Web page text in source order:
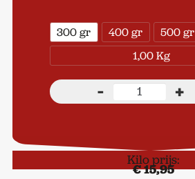
300 gr 400 gr 500 gr
1,00 Kg
-
Andijvie
+
Kilo prijs:
€ 15,95